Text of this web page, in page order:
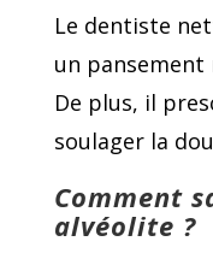
Le dentiste
un pansement
De plus, il
soulager la
Comment
alvéolite ?